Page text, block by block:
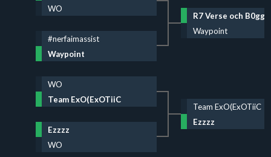
WO
#nerfaimassist
Waypoint
WO
Team ExO(ExOTiiC
Ezzzz
WO
R7 Verse och
Waypoint
Team ExO(ExOTiiC
Ezzzz